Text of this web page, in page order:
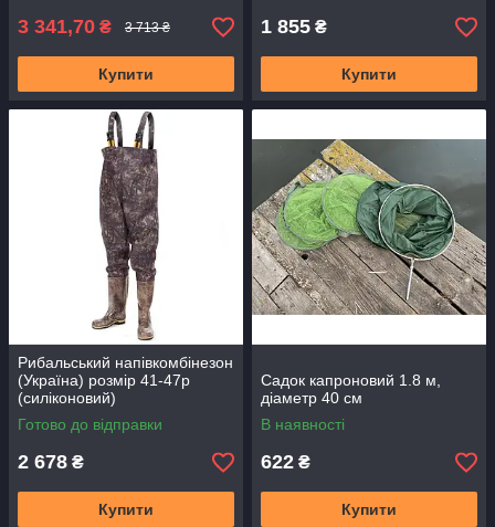
3 341,70 ₴ 3 713 ₴
Купити
1 855 ₴
Купити
Рибальський напівкомбінезон
(Україна) розмір 41-47р
(силіконовий)
Готово до відправки
2 678 ₴
Купити
Садок капроновий 1.8 м,
діаметр 40 см
В наявності
622 ₴
Купити